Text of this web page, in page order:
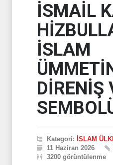
İSMAİL
İSLAM
DİRENİŞ
Kategori: İSLAM
11 Haziran 2026
3200 görüntülenme